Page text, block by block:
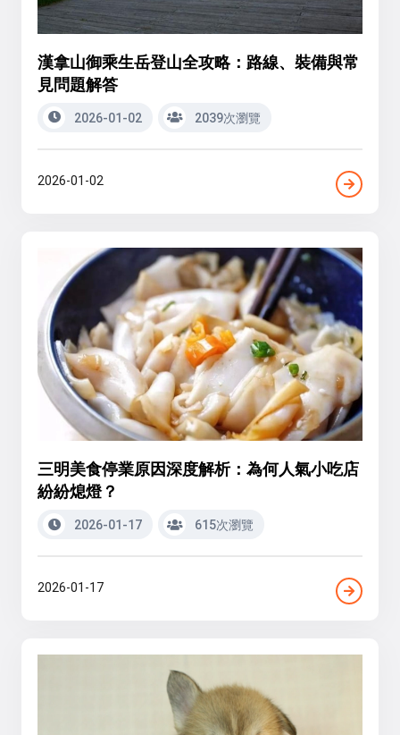
漢拿山御乘生岳登山全攻略：路線、裝備與常
見問題解答
2026-01-02 2039次瀏覽
2026-01-02
三明美食停業原因深度解析：為何人氣小吃店
紛紛熄燈？
2026-01-17 615次瀏覽
2026-01-17